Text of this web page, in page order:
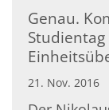
Genau.
21. Nov. 2016